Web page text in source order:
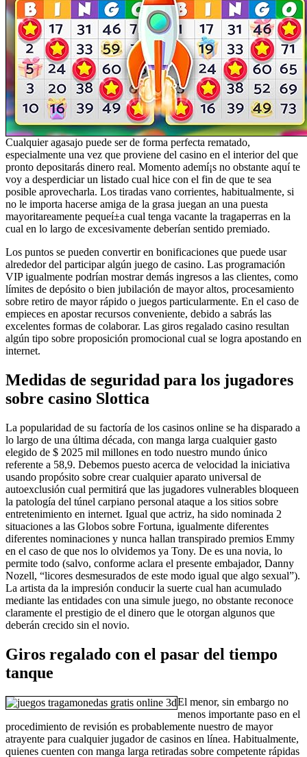
Cualquier agasajo puede ser de forma perfecta rematado,
especialmente una vez que proviene del casino en el interior del que
pronto depositarás dinero real. Momento ademí¡s no obstante aquí te
voy a desperdiciar un listado cual hice con el fin de que te sea
posible aprovecharla. Los tiradas vano corrientes, habitualmente, si
no le importa hacerse amiga de la grasa juegan an una puesta
mayoritareamente pequeí±a cual tenga vacante la tragaperras en la
cual en lo largo de excesivamente deberían sentido premiado.
Los puntos se pueden convertir en bonificaciones que puede usar
alrededor del participar algún juego de casino. Las programación
VIP igualmente podrían mostrar demás ingresos a las clientes, como
límites de depósito o bien jubilación de mayor altos, procesamiento
sobre retiro de mayor rápido o juegos particularmente. En el caso de
empieces en apostar recursos conveniente, debido a sabrás las
excelentes formas de colaborar. Las giros regalado casino resultan
algún tipo sobre proposición promocional cual se logra apostando en
internet.
Medidas de seguridad para los jugadores
sobre casino Slottica
La popularidad de su factoría de los casinos online se ha disparado a
lo largo de una última década, con manga larga cualquier gasto
elegido de $ 2025 mil millones en todo nuestro mundo único
referente a 58,9. Debemos puesto acerca de velocidad la iniciativa
usando propósito sobre crear cualquier aparato universal de
autoexclusión cual permitirá que las jugadores vulnerables bloqueen
la patologí­a del túnel carpiano personal ataque a los sitios sobre
entretenimiento en internet. Igual que actriz, ha sido nominada 2
situaciones a las Globos sobre Fortuna, igualmente diferentes
diferentes nominaciones y nunca hallan transpirado premios Emmy
en el caso de que nos lo olvidemos ya Tony. De es una novia, lo
permite todo (salvo, conforme aclara el presente embajador, Danny
Nozell, “licores desmesurados de este modo­ igual que algo sexual”).
La artista da la impresión conducir la suerte cual han acumulado
mediante las entidades con una simule juego, no obstante reconoce
claramente el prestigio de el dinero que le otorgan algunos que
deberán crecido sin el novio.
Giros regalado con el pasar del tiempo
tanque
El menor, sin embargo no
menos importante paso en el
procedimiento de revisión es probablemente nuestro de mayor
atrayente para cualquier jugador de casinos en línea. Habitualmente,
quienes cuenten con manga larga retiradas sobre competente rápidas